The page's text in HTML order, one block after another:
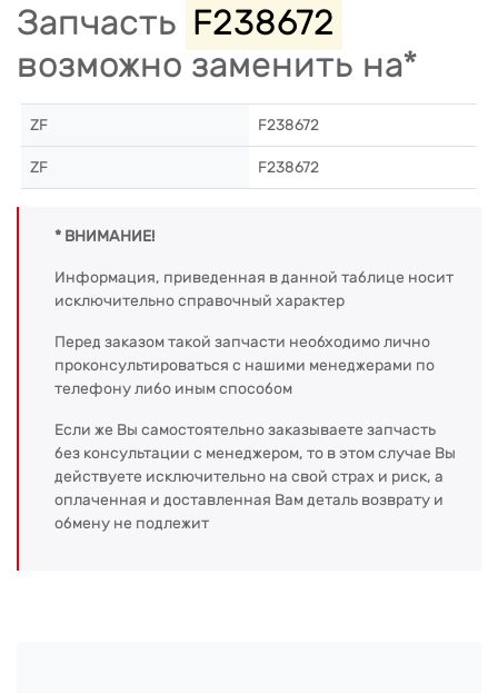
Запчасть F238672
возможно заменить на*
ZF F238672
ZF F238672
* ВНИМАНИЕ!
Информация, приведенная в данной таблице носит
исключительно справочный характер
Перед заказом такой запчасти необходимо лично
проконсультироваться с нашими менеджерами по
телефону либо иным способом
Если же Вы самостоятельно заказываете запчасть
без консультации с менеджером, то в этом случае Вы
действуете исключительно на свой страх и риск, а
оплаченная и доставленная Вам деталь возврату и
обмену не подлежит